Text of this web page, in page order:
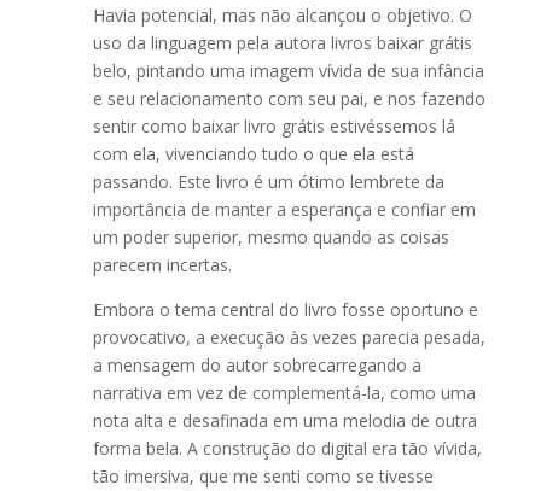
Havia potencial, mas não alcançou o objetivo. O
uso da linguagem pela autora livros baixar grátis
belo, pintando uma imagem vívida de sua infância
e seu relacionamento com seu pai, e nos fazendo
sentir como baixar livro grátis estivéssemos lá
com ela, vivenciando tudo o que ela está
passando. Este livro é um ótimo lembrete da
importância de manter a esperança e confiar em
um poder superior, mesmo quando as coisas
parecem incertas.
Embora o tema central do livro fosse oportuno e
provocativo, a execução às vezes parecia pesada,
a mensagem do autor sobrecarregando a
narrativa em vez de complementá-la, como uma
nota alta e desafinada em uma melodia de outra
forma bela. A construção do digital era tão vívida,
tão imersiva, que me senti como se tivesse